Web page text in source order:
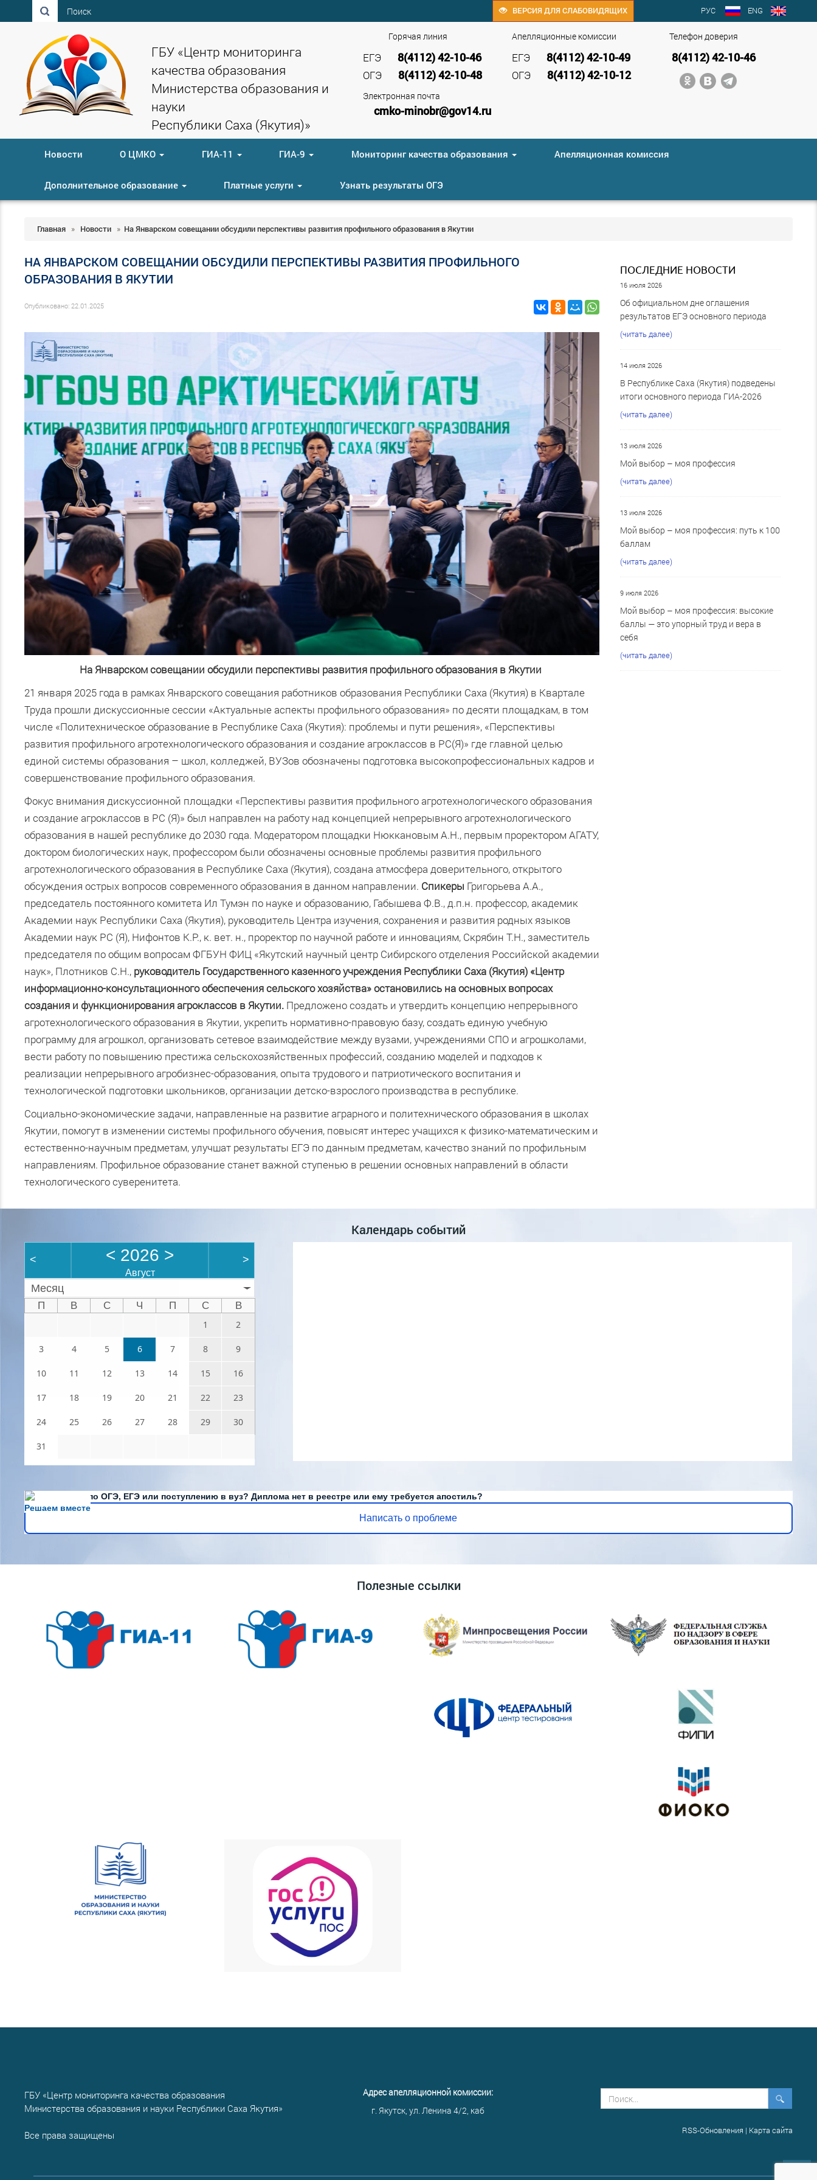
РУС ENG
ВЕРСИЯ ДЛЯ СЛАБОВИДЯЩИХ
Поиск
ГБУ «Центр мониторинга
качества образования
Министерства образования и
науки
Республики Саха (Якутия)»
Телефон доверия
8(4112) 42-10-46
Апелляционные комиссии
ЕГЭ 8(4112) 42-10-49
ОГЭ 8(4112) 42-10-12
Горячая линия
ЕГЭ 8(4112) 42-10-46
ОГЭ 8(4112) 42-10-48
Электронная почта
cmko-minobr@gov14.ru
Новости О ЦМКО ГИА-11 ГИА-9 Мониторинг качества образования Апелляционная комиссия
Дополнительное образование Платные услуги Узнать результаты ОГЭ
Главная » Новости » На Январском совещании обсудили перспективы развития профильного образования в Якутии
НА ЯНВАРСКОМ СОВЕЩАНИИ ОБСУДИЛИ ПЕРСПЕКТИВЫ РАЗВИТИЯ ПРОФИЛЬНОГО
ОБРАЗОВАНИЯ В ЯКУТИИ
Опубликовано: 22.01.2025
На Январском совещании обсудили перспективы развития профильного образования в Якутии
21 января 2025 года в рамках Январского совещания работников образования Республики Саха (Якутия) в Квартале
Труда прошли дискуссионные сессии «Актуальные аспекты профильного образования» по десяти площадкам, в том
числе «Политехническое образование в Республике Саха (Якутия): проблемы и пути решения», «Перспективы
развития профильного агротехнологического образования и создание агроклассов в РС(Я)» где главной целью
единой системы образования – школ, колледжей, ВУЗов обозначены подготовка высокопрофессиональных кадров и
совершенствование профильного образования.
Фокус внимания дискуссионной площадки «Перспективы развития профильного агротехнологического образования
и создание агроклассов в РС (Я)» был направлен на работу над концепцией непрерывного агротехнологического
образования в нашей республике до 2030 года. Модератором площадки Нюккановым А.Н., первым проректором АГАТУ,
доктором биологических наук, профессором были обозначены основные проблемы развития профильного
агротехнологического образования в Республике Саха (Якутия), создана атмосфера доверительного, открытого
обсуждения острых вопросов современного образования в данном направлении. Спикеры Григорьева А.А.,
председатель постоянного комитета Ил Тумэн по науке и образованию, Габышева Ф.В., д.п.н. профессор, академик
Академии наук Республики Саха (Якутия), руководитель Центра изучения, сохранения и развития родных языков
Академии наук РС (Я), Нифонтов К.Р., к. вет. н., проректор по научной работе и инновациям, Скрябин Т.Н., заместитель
председателя по общим вопросам ФГБУН ФИЦ «Якутский научный центр Сибирского отделения Российской академии
наук», Плотников С.Н., руководитель Государственного казенного учреждения Республики Саха (Якутия) «Центр
информационно-консультационного обеспечения сельского хозяйства»остановились на основных вопросах
создания и функционирования агроклассов в Якутии. Предложено создать и утвердить концепцию непрерывного
агротехнологического образования в Якутии, укрепить нормативно-правовую базу, создать единую учебную
программу для агрошкол, организовать сетевое взаимодействие между вузами, учреждениями СПО и агрошколами,
вести работу по повышению престижа сельскохозяйственных профессий, созданию моделей и подходов к
реализации непрерывного агробизнес-образования, опыта трудового и патриотического воспитания и
технологической подготовки школьников, организации детско-взрослого производства в республике.
Социально-экономические задачи, направленные на развитие аграрного и политехнического образования в школах
Якутии, помогут в изменении системы профильного обучения, повысят интерес учащихся к физико-математическим и
естественно-научным предметам, улучшат результаты ЕГЭ по данным предметам, качество знаний по профильным
направлениям. Профильное образование станет важной ступенью в решении основных направлений в области
технологического суверенитета.
ПОСЛЕДНИЕ НОВОСТИ
16 июля 2026
Об официальном дне оглашения
результатов ЕГЭ основного периода
(читать далее)
14 июля 2026
В Республике Саха (Якутия) подведены
итоги основного периода ГИА-2026
(читать далее)
13 июля 2026
Мой выбор – моя профессия
(читать далее)
13 июля 2026
Мой выбор – моя профессия: путь к 100
баллам
(читать далее)
9 июля 2026
Мой выбор – моя профессия: высокие
баллы — это упорный труд и вера в
себя
(читать далее)
Календарь событий
< < 2026 >
Август
>
Месяц
П В С Ч П С
В
1
2
3 4 5 6 7 8 9
10 11 12 13 14 15 16
17 18 19 20 21 22 23
24 25 26 27 28 29 30
31
Решаем вместе
Есть вопросы по ОГЭ, ЕГЭ или поступлению в вуз? Диплома нет в реестре или ему требуется апостиль?
Написать о проблеме
Полезные ссылки
ГБУ «Центр мониторинга качества образования
Министерства образования и науки Республики Саха Якутия»
Все права защищены
Адрес апелляционной комиссии:
г. Якутск, ул. Ленина 4/2, каб
RSS-Обновления | Карта сайта